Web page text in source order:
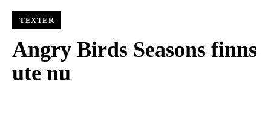
TEXTER
Angry Birds Seasons finns
ute nu